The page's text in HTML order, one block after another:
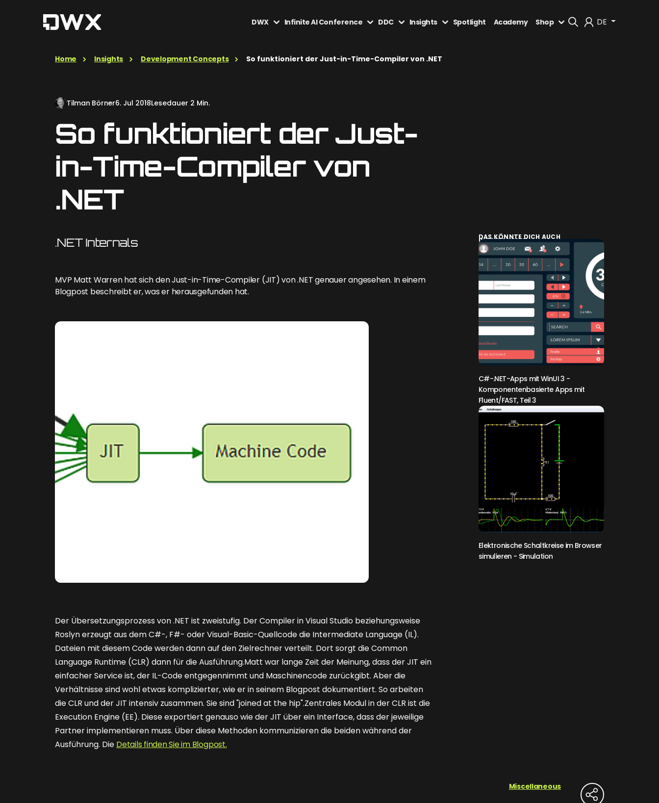
DE
DWX Infinite AI Conference DDC Insights Spotlight Academy Shop
Home Insights Development Concepts So funktioniert der Just-in-Time-Compiler von .NET
Tilman Börner6. Jul 2018Lesedauer 2 Min.
So funktioniert der Just-
in-Time-Compiler von
.NET
.NET Internals
MVP Matt Warren hat sich den Just-in-Time-Compiler (JIT) von .NET genauer angesehen. In einem
Blogpost beschreibt er, was er herausgefunden hat.
Der Übersetzungsprozess von .NET ist zweistufig. Der Compiler in Visual Studio beziehungsweise
Roslyn erzeugt aus dem C#-, F#- oder Visual-Basic-Quellcode die Intermediate Language (IL).
Dateien mit diesem Code werden dann auf den Zielrechner verteilt. Dort sorgt die Common
Language Runtime (CLR) dann für die Ausführung.Matt war lange Zeit der Meinung, dass der JIT ein
einfacher Service ist, der IL-Code entgegennimmt und Maschinencode zurückgibt. Aber die
Verhältnisse sind wohl etwas komplizierter, wie er in seinem Blogpost dokumentiert. So arbeiten
die CLR und der JIT intensiv zusammen. Sie sind "joined at the hip".Zentrales Modul in der CLR ist die
Execution Engine (EE). Diese exportiert genauso wie der JIT über ein Interface, dass der jeweilige
Partner implementieren muss. Über diese Methoden kommunizieren die beiden während der
Ausführung. Die Details finden Sie im Blogpost.
DAS KÖNNTE DICH AUCH
INTERESSIEREN:
C#-.NET-Apps mit WinUI 3 -
Komponentenbasierte Apps mit
Fluent/FAST, Teil 3
Elektronische Schaltkreise im Browser
simulieren - Simulation
Miscellaneous